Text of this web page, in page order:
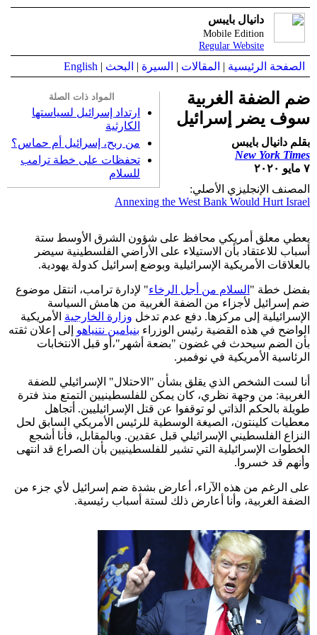
دانيال بايبس
Mobile Edition
Regular Website
الصفحة الرئيسية | المقالات | السيرة | البحث |
English
المواد ذات الصلة
ارتداد إسرائيل لسياستها
الكارثية
من ربح، إسرائيل أم حماس؟
تحفظات على خطة ترامب
للسلام
ضم الضفة الغربية
سوف يضر إسرائيل
بقلم دانيال بايبس
New York Times
٧ مايو ٢٠٢٠
المصنف الإنجليزي الأصلي:
Annexing the West Bank Would Hurt Israel
يعطي معلق أمريكي محافظ على شؤون الشرق الأوسط ستة
أسباب للاعتقاد بأن الاستيلاء على الأراضي الفلسطينية سيضر
بالعلاقات الأمريكية الإسرائيلية وبوضع إسرائيل كدولة يهودية.
بفضل خطة " السلام من أجل الرخاء" لإدارة ترامب، انتقل موضوع
ضم إسرائيل لأجزاء من الضفة الغربية من هامش السياسة
الإسرائيلية إلى مركزها. دفع عدم تدخل وزارة الخارجية الأمريكية
الواضح في هذه القضية رئيس الوزراء بنيامين نتنياهو إلى إعلان ثقته
بأن الضم سيحدث في غضون "بضعة أشهر"،أو قبل الانتخابات
الرئاسية الأمريكية في نوفمبر.
أنا لست الشخص الذي يقلق بشأن "الاحتلال" الإسرائيلي للضفة
الغربية: من وجهة نظري، كان يمكن للفلسطينيين التمتع منذ فترة
طويلة بالحكم الذاتي لو توقفوا عن قتل الإسرائيليين. أتجاهل
معطيات كلينتون، الصيغة الوسطية للرئيس الأمريكي السابق لحل
النزاع الفلسطيني الإسرائيلي قبل عقدين. وبالمقابل، فأنا أشجع
الخطوات الإسرائيلية التي تشير للفلسطينيين بأن الصراع قد انتهى
وأنهم قد خسروا.
على الرغم من هذه الآراء، أعارض بشدة ضم إسرائيل لأي جزء من
الضفة الغربية، وأنا أعارض ذلك لستة أسباب رئيسية.